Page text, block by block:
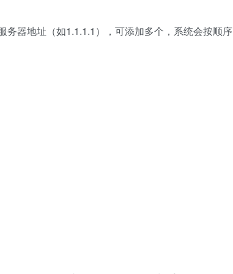
务器地址（如1.1.1.1），可添加多个，系统会按顺序